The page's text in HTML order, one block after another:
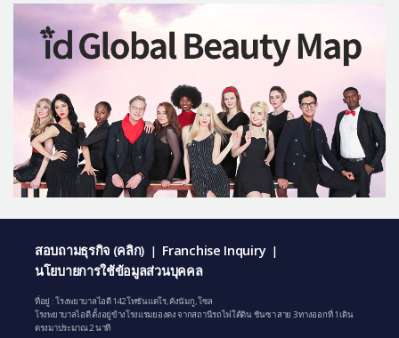
สอบถามธุรกิจ (คลิก) | Franchise Inquiry |
นโยบายการใช้ข้อมูลส่วนบุคคล
ที่อยู่ : โรงพยาบาลไอดี 142 โทซันแดโร, คังนัมกู, โซล
โรงพยาบาลไอดี ตั้งอยู่ข้างโรงแรมยองดง จากสถานีรถไฟใต้ดิน ชินซา สาย 3 ทางออกที่ 1 เดิน
ตรงมาประมาณ 2 นาที